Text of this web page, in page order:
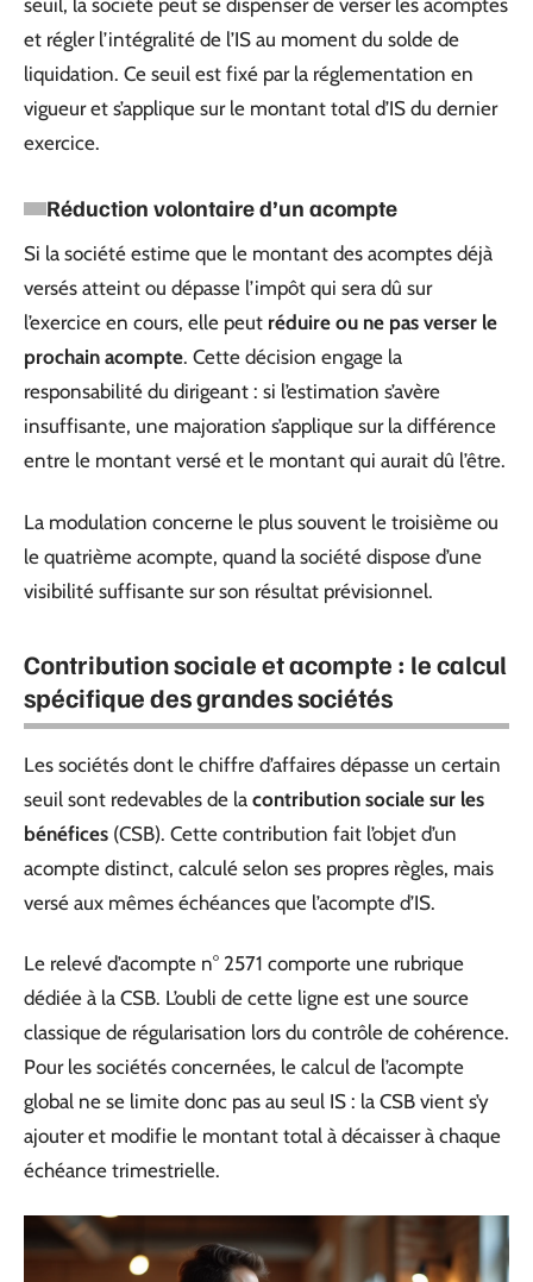
seuil, la société peut se dispenser de verser les acomptes
et régler l’intégralité de l’IS au moment du solde de
liquidation. Ce seuil est fixé par la réglementation en
vigueur et s’applique sur le montant total d’IS du dernier
exercice.
Réduction volontaire d’un acompte
Si la société estime que le montant des acomptes déjà
versés atteint ou dépasse l’impôt qui sera dû sur
l’exercice en cours, elle peut réduire ou ne pas verser le
prochain acompte. Cette décision engage la
responsabilité du dirigeant : si l’estimation s’avère
insuffisante, une majoration s’applique sur la différence
entre le montant versé et le montant qui aurait dû l’être.
La modulation concerne le plus souvent le troisième ou
le quatrième acompte, quand la société dispose d’une
visibilité suffisante sur son résultat prévisionnel.
Contribution sociale et acompte : le calcul
spécifique des grandes sociétés
Les sociétés dont le chiffre d’affaires dépasse un certain
seuil sont redevables de la contribution sociale sur les
bénéfices (CSB). Cette contribution fait l’objet d’un
acompte distinct, calculé selon ses propres règles, mais
versé aux mêmes échéances que l’acompte d’IS.
Le relevé d’acompte n° 2571 comporte une rubrique
dédiée à la CSB. L’oubli de cette ligne est une source
classique de régularisation lors du contrôle de cohérence.
Pour les sociétés concernées, le calcul de l’acompte
global ne se limite donc pas au seul IS : la CSB vient s’y
ajouter et modifie le montant total à décaisser à chaque
échéance trimestrielle.